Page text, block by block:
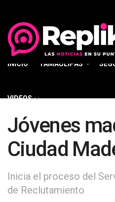
INICIO TAMAULIPAS
VIDEOS
Jóvenes
Ciudad
Inicia el proceso del
de Reclutamiento